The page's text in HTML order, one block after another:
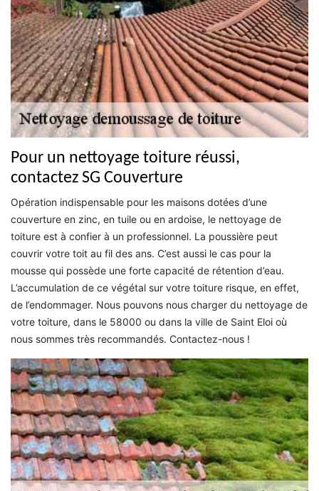
Pour un nettoyage toiture réussi,
contactez SG Couverture
Opération indispensable pour les maisons dotées d’une
couverture en zinc, en tuile ou en ardoise, le nettoyage de
toiture est à confier à un professionnel. La poussière peut
couvrir votre toit au fil des ans. C’est aussi le cas pour la
mousse qui possède une forte capacité de rétention d’eau.
L’accumulation de ce végétal sur votre toiture risque, en effet,
de l’endommager. Nous pouvons nous charger du nettoyage de
votre toiture, dans le 58000 ou dans la ville de Saint Eloi où
nous sommes très recommandés. Contactez-nous !